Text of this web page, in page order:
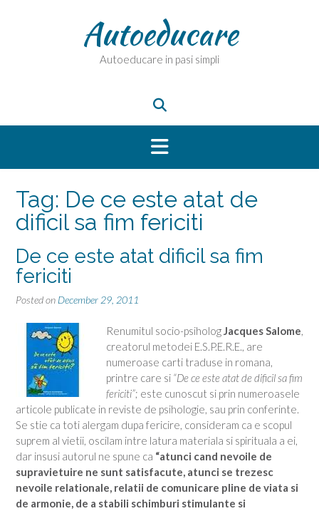
Autoeducare
Autoeducare in pasi simpli
Tag: De ce este atat de
dificil sa fim fericiti
De ce este atat dificil sa fim
fericiti
Posted on December 29, 2011
Renumitul socio-psihologJacques Salome,
creatorul metodei E.S.P.E.R.E., are
numeroase carti traduse in romana,
printre care si “De ce este atat de dificil sa fim
fericiti”; este cunoscut si prin numeroasele
articole publicate in reviste de psihologie, sau prin conferinte.
Se stie ca toti alergam dupa fericire, consideram ca e scopul
suprem al vietii, oscilam intre latura materiala si spirituala a ei,
dar insusi autorul ne spune ca “atunci cand nevoile de
supravietuire ne sunt satisfacute, atunci se trezesc
nevoile relationale, relatii de comunicare pline de viata si
de armonie, de a stabili schimburi stimulante si